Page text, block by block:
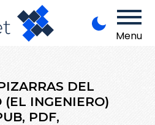
Menu
DEL
INGENIERO)
PDF,